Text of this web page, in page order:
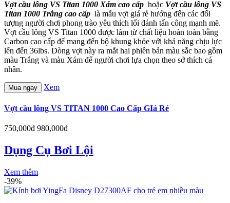
Vợt cầu lông VS Titan 1000 Xám cao cấp hoặc Vợt cầu lông VS
Titan 1000 Trắng cao cấp là mẫu vợt giá rẻ hướng đến các đối
tượng người chơi phong trào yêu thích lối đánh tấn công mạnh mẽ.
Vợt cầu lông VS Titan 1000 được làm từ chất liệu hoàn toàn bằng
Carbon cao cấp để mang đến bộ khung khỏe với khả năng chịu lực
lến đến 36lbs. Dòng vợt này ra mắt hai phiên bản màu sắc bao gồm
màu Trắng và màu Xám để người chơi lựa chọn theo sở thích cá
nhân.
Mua ngay Xem
Vợt cầu lông VS TITAN 1000 Cao Cấp GIá Rẻ
750,000đ 980,000đ
Dụng Cụ Bơi Lội
Xem thêm
-39%